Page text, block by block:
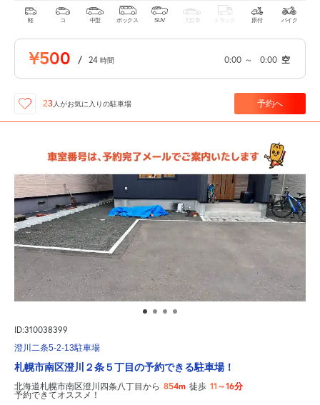
軽 コ 中型 ボックス SUV 大型車 トラック 原付 バイク
¥500 / 24 時間 0:00 ～ 0:00 空
23 人がお気に入りの駐車場 予約へ
ID:310038399
澄川二条5-2-13駐車場
札幌市南区澄川２条５丁目の予約できる駐車場！
北海道札幌市南区澄川四条八丁目から 854m 徒歩 11～16分
予約できてオススメ！